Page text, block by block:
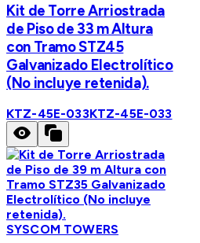
Kit de Torre Arriostrada
de Piso de 33 m Altura
con Tramo STZ45
Galvanizado Electrolítico
(No incluye retenida).
KTZ-45E-033KTZ-45E-033
SYSCOM TOWERS